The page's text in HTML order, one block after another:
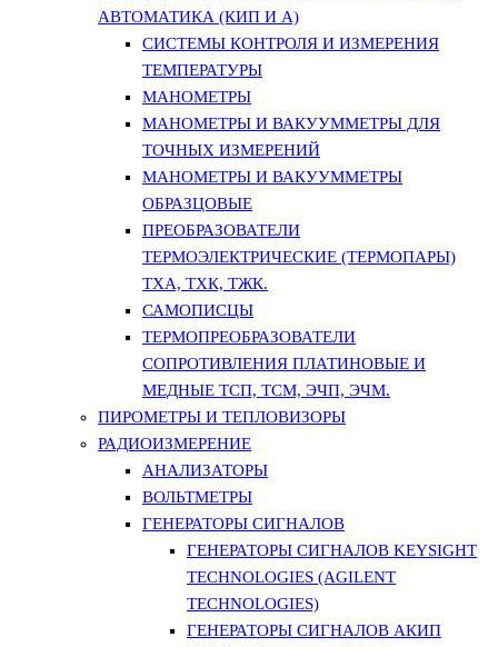
АВТОМАТИКА (КИП И А)
СИСТЕМЫ КОНТРОЛЯ И ИЗМЕРЕНИЯ
ТЕМПЕРАТУРЫ
МАНОМЕТРЫ
МАНОМЕТРЫ И ВАКУУММЕТРЫ ДЛЯ
ТОЧНЫХ ИЗМЕРЕНИЙ
МАНОМЕТРЫ И ВАКУУММЕТРЫ
ОБРАЗЦОВЫЕ
ПРЕОБРАЗОВАТЕЛИ
ТЕРМОЭЛЕКТРИЧЕСКИЕ (ТЕРМОПАРЫ)
ТХА, ТХК, ТЖК.
САМОПИСЦЫ
ТЕРМОПРЕОБРАЗОВАТЕЛИ
СОПРОТИВЛЕНИЯ ПЛАТИНОВЫЕ И
МЕДНЫЕ ТСП, ТСМ, ЭЧП, ЭЧМ.
ПИРОМЕТРЫ И ТЕПЛОВИЗОРЫ
РАДИОИЗМЕРЕНИЕ
АНАЛИЗАТОРЫ
ВОЛЬТМЕТРЫ
ГЕНЕРАТОРЫ СИГНАЛОВ
ГЕНЕРАТОРЫ СИГНАЛОВ KEYSIGHT
TECHNOLOGIES (AGILENT
TECHNOLOGIES)
ГЕНЕРАТОРЫ СИГНАЛОВ АКИП